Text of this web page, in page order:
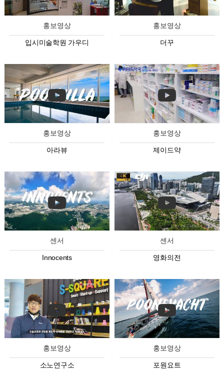
홍보영상
입시미술학원 가우디
홍보영상
더꾸
홍보영상
아라뷰
홍보영상
제이드약
센서
Innocents
센서
영화의전
홍보영상
소노연구소
홍보영상
포원요트